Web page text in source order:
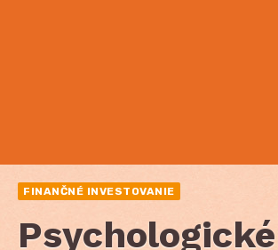
FINANČNÉ INVESTOVANIE
Psychologické